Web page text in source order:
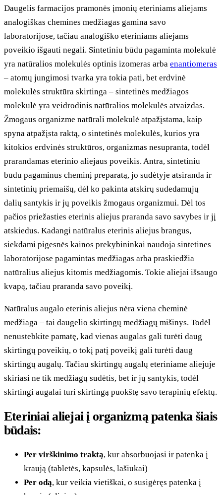
Daugelis farmacijos pramonės įmonių eteriniams aliejams
analogiškas chemines medžiagas gamina savo
laboratorijose, tačiau analogiško eteriniams aliejams
poveikio išgauti negali. Sintetiniu būdu pagaminta molekulė
yra natūralios molekulės optinis izomeras arba enantiomeras
– atomų jungimosi tvarka yra tokia pati, bet erdvinė
molekulės struktūra skirtinga – sintetinės medžiagos
molekulė yra veidrodinis natūralios molekulės atvaizdas.
Žmogaus organizme natūrali molekulė atpažįstama, kaip
spyna atpažįsta raktą, o sintetinės molekulės, kurios yra
kitokios erdvinės struktūros, organizmas nesupranta, todėl
prarandamas eterinio aliejaus poveikis. Antra, sintetiniu
būdu pagaminus cheminį preparatą, jo sudėtyje atsiranda ir
sintetinių priemaišų, dėl ko pakinta atskirų sudedamųjų
dalių santykis ir jų poveikis žmogaus organizmui. Dėl tos
pačios priežasties eterinis aliejus praranda savo savybes ir jį
atskiedus. Kadangi natūralus eterinis aliejus brangus,
siekdami pigesnės kainos prekybininkai naudoja sintetines
laboratorijose pagamintas medžiagas arba praskiedžia
natūralius aliejus kitomis medžiagomis. Tokie aliejai išsaugo
kvapą, tačiau praranda savo poveikį.
Natūralus augalo eterinis aliejus nėra viena cheminė
medžiaga – tai daugelio skirtingų medžiagų mišinys. Todėl
nenustebkite pamatę, kad vienas augalas gali turėti daug
skirtingų poveikių, o tokį patį poveikį gali turėti daug
skirtingų augalų. Tačiau skirtingų augalų eteriniame aliejuje
skiriasi ne tik medžiagų sudėtis, bet ir jų santykis, todėl
skirtingi augalai turi skirtingą puokštę savo terapinių efektų.
Eteriniai aliejai į organizmą patenka šiais
būdais:
Per virškinimo traktą, kur absorbuojasi ir patenka į
kraują (tabletės, kapsulės, lašiukai)
Per odą, kur veikia vietiškai, o susigėręs patenka į